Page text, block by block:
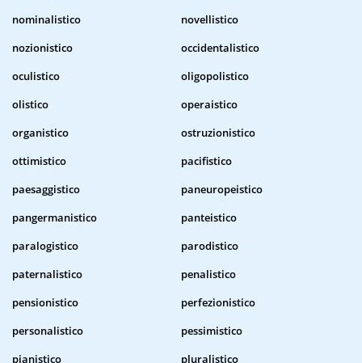
nominalistico
novellistico
nozionistico
occidentalistico
oculistico
oligopolistico
olistico
operaistico
organistico
ostruzionistico
ottimistico
pacifistico
paesaggistico
paneuropeistico
pangermanistico
panteistico
paralogistico
parodistico
paternalistico
penalistico
pensionistico
perfezionistico
personalistico
pessimistico
pianistico
pluralistico